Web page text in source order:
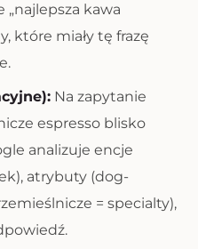
„najlepsza kawa
które miały tę frazę
Na zapytanie
espresso blisko
analizuje encje
atrybuty (dog-
= specialty),